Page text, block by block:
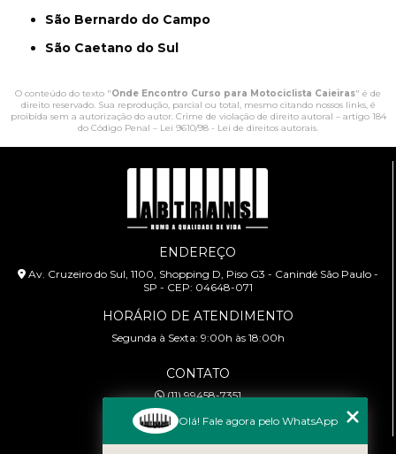
São Bernardo do Campo
São Caetano do Sul
O conteúdo do texto "Onde Encontro Curso para Motociclista Caieiras" é de
direito reservado. Sua reprodução, parcial ou total, mesmo citando nossos links, é
proibida sem a autorização do autor. Crime de violação de direito autoral – artigo 184
do Código Penal – Lei 9610/98 - Lei de direitos autorais.
ENDEREÇO
Av. Cruzeiro do Sul, 1100, Shopping D, Piso G3 - Canindé São Paulo -
SP - CEP: 04648-071
HORÁRIO DE ATENDIMENTO
Segunda à Sexta: 9:00h às 18:00h
CONTATO
(11) 99458-7351
cursoabtrans@gmail.com
Olá! Fale agora pelo WhatsApp